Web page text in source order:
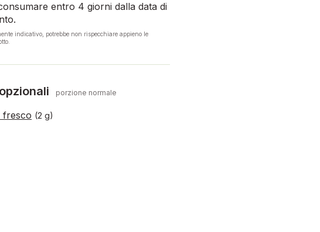
entro 4 giorni dalla data di
indicativo, potrebbe non rispecchiare appieno le
porzione normale
fresco (2 g)